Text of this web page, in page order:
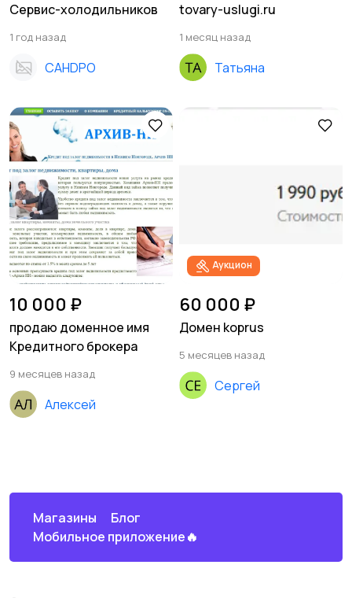
Сервис-холодильников
1 год назад
CAHDPO
tovary-uslugi.ru
1 месяц назад
Татьяна
10 000 ₽
продаю доменное имя
Кредитного брокера
9 месяцев назад
Алексей
Аукцион
60 000 ₽
Домен koprus
5 месяцев назад
Сергей
Магазины
Блог
Мобильное приложение🔥